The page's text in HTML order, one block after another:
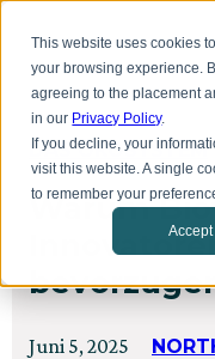
This website uses cookies
your browsing experience.
agreeing to the placement
in our Privacy Policy.
If you decline, your
visit this website. A single
to remember your
Accept
Hauptinhalt
springen
DAS ÖKOSYSTEM
Warum
Verfasst
Juni 5, 2025